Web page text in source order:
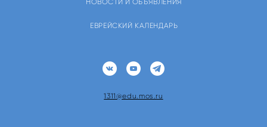
НОВОСТИ И ОБЪЯВЛЕНИЯ
ЕВРЕЙСКИЙ КАЛЕНДАРЬ
1311@edu.mos.ru